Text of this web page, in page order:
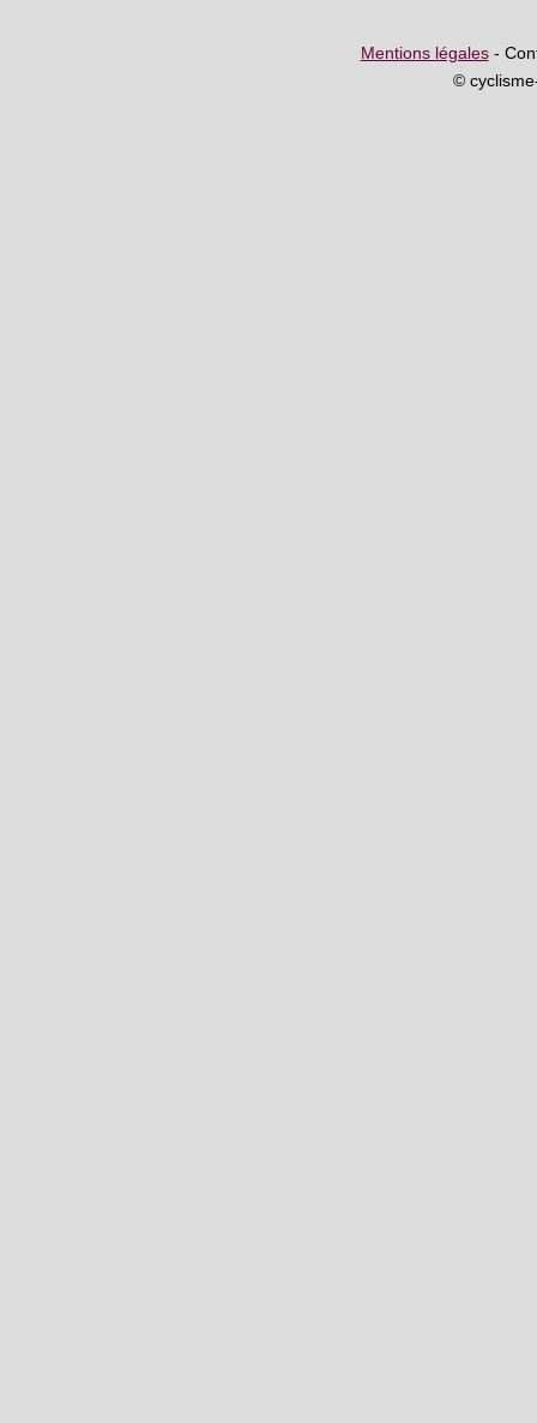
Mentions légales-
©